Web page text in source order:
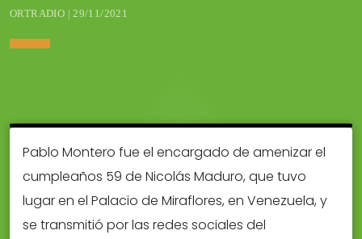
ORTRADIO | 29/11/2021
Pablo Montero fue el encargado de amenizar el
cumpleaños 59 de Nicolás Maduro, que tuvo
lugar en el Palacio de Miraflores, en Venezuela, y
se transmitió por las redes sociales del